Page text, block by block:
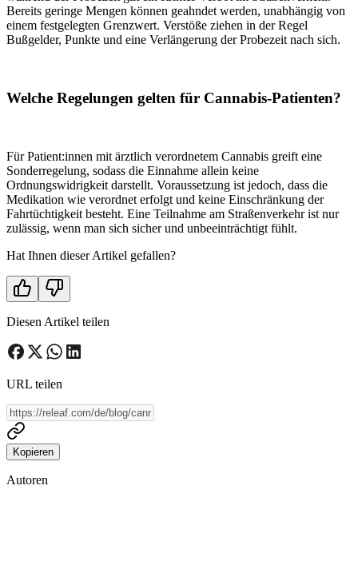
Bereits geringe Mengen können geahndet werden, unabhängig von
einem festgelegten Grenzwert. Verstöße ziehen in der Regel
Bußgelder, Punkte und eine Verlängerung der Probezeit nach sich.
Welche Regelungen gelten für Cannabis-Patienten?
Für Patient:innen mit ärztlich verordnetem Cannabis greift eine
Sonderregelung, sodass die Einnahme allein keine
Ordnungswidrigkeit darstellt. Voraussetzung ist jedoch, dass die
Medikation wie verordnet erfolgt und keine Einschränkung der
Fahrtüchtigkeit besteht. Eine Teilnahme am Straßenverkehr ist nur
zulässig, wenn man sich sicher und unbeeinträchtigt fühlt.
Hat Ihnen dieser Artikel gefallen?
Diesen Artikel teilen
URL teilen
Kopieren
Autoren